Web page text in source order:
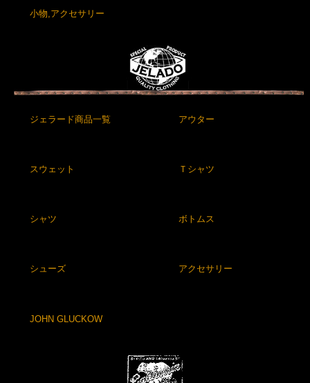
小物,アクセサリー
ジェラード商品一覧 アウター
スウェット Ｔシャツ
シャツ ボトムス
シューズ アクセサリー
JOHN GLUCKOW